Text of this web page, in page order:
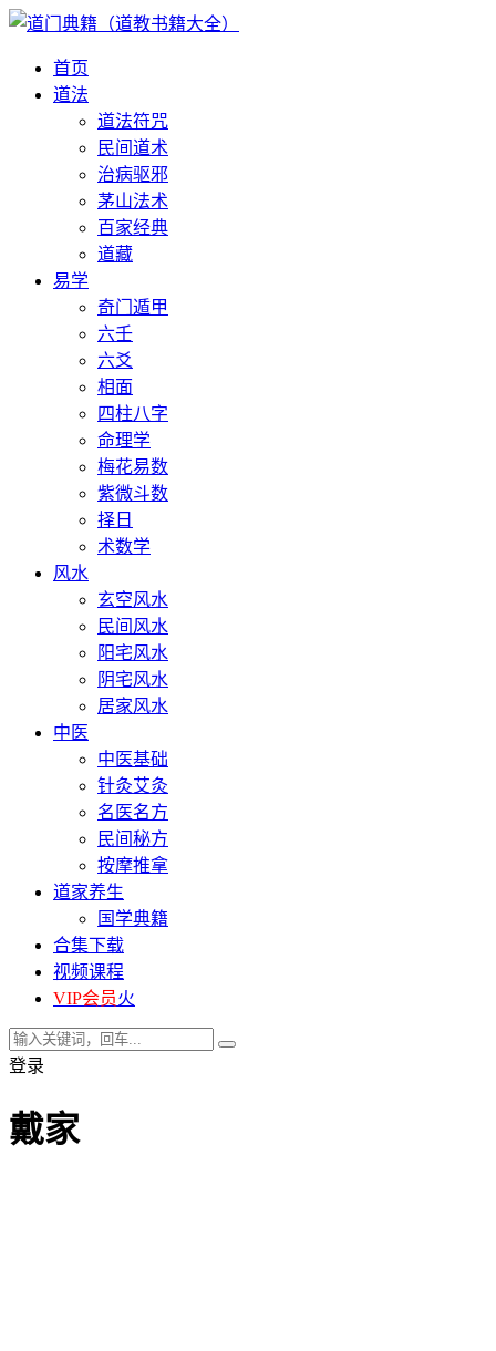
首页
道法
道法符咒
民间道术
治病驱邪
茅山法术
百家经典
道藏
易学
奇门遁甲
六壬
六爻
相面
四柱八字
命理学
梅花易数
紫微斗数
择日
术数学
风水
玄空风水
民间风水
阳宅风水
阴宅风水
居家风水
中医
中医基础
针灸艾灸
名医名方
民间秘方
按摩推拿
道家养生
国学典籍
合集下载
视频课程
VIP会员火
登录
戴家